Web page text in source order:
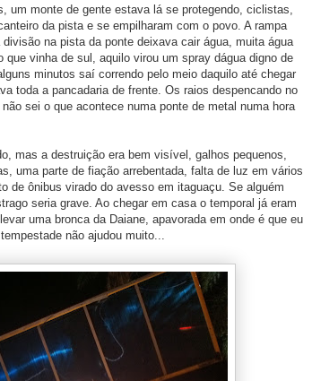
um monte de gente estava lá se protegendo, ciclistas,
da pista e se empilharam com o povo. A rampa
na pista da ponte deixava cair água, muita água
vinha de sul, aquilo virou um spray dágua digno de
minutos saí correndo pelo meio daquilo até chegar
toda a pancadaria de frente. Os raios despencando no
sei o que acontece numa ponte de metal numa hora
mas a destruição era bem visível, galhos pequenos,
uma parte de fiação arrebentada, falta de luz em vários
de ônibus virado do avesso em itaguaçu. Se alguém
seria grave. Ao chegar em casa o temporal já eram
uma bronca da Daiane, apavorada em onde é que eu
não ajudou muito...